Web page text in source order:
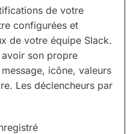
de votre
configurées et
de votre équipe Slack.
son propre
icône, valeurs
Les déclencheurs par